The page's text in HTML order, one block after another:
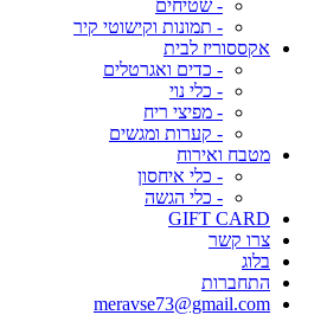
- שטיחים
- תמונות וקישוטי קיר
אקססוריז לבית
- כדים ואגרטלים
- כלי נוי
- מפיצי ריח
- קערות ומגשים
מטבח ואירוח
- כלי איחסון
- כלי הגשה
GIFT CARD
צרו קשר
בלוג
התחברות
meravse73@gmail.com